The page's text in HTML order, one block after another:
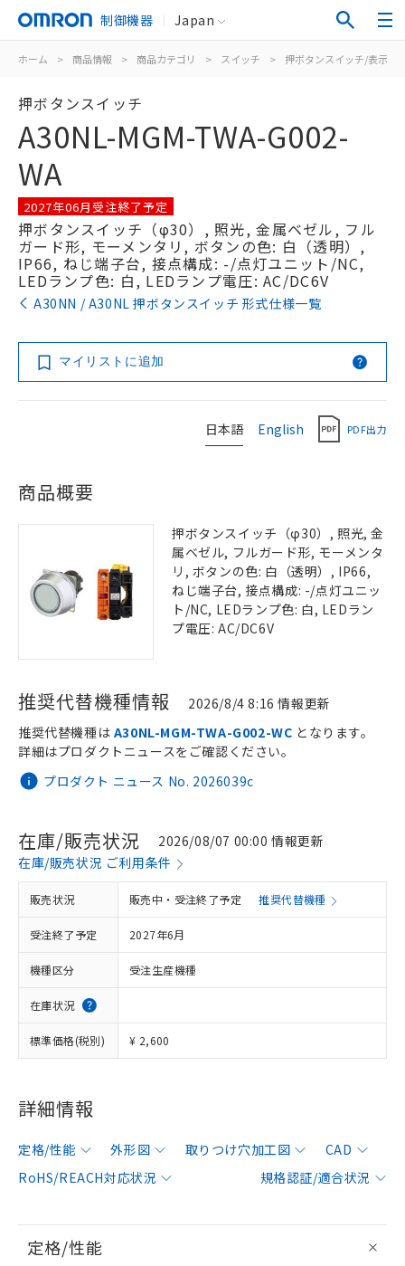
制御機器 Japan
ホーム > 商品情報 > 商品カテゴリ > スイッチ > 押ボタンスイッチ/表示灯
押ボタンスイッチ
A30NL-MGM-TWA-G002-
WA
2027年06月受注終了予定
押ボタンスイッチ（φ30）, 照光, 金属ベゼル, フル
ガード形, モーメンタリ, ボタンの色: 白（透明）,
IP66, ねじ端子台, 接点構成: -/点灯ユニット/NC,
LEDランプ色: 白, LEDランプ電圧: AC/DC6V
A30NN / A30NL 押ボタンスイッチ 形式仕様一覧
マイリストに追加
日本語 English PDF出力
商品概要
押ボタンスイッチ（φ30）, 照光, 金
属ベゼル, フルガード形, モーメンタ
リ, ボタンの色: 白（透明）, IP66,
ねじ端子台, 接点構成: -/点灯ユニッ
ト/NC, LEDランプ色: 白, LEDラン
プ電圧: AC/DC6V
推奨代替機種情報 2026/8/4 8:16 情報更新
プロダクト ニュース No. 2026039c
推奨代替機種は A30NL-MGM-TWA-G002-WC となります。
詳細はプロダクトニュースをご確認ください。
在庫/販売状況
2026/08/07 00:00 情報更新
在庫/販売状況 ご利用条件
販売状況 販売中・受注終了予定 推奨代替機種
受注終了予定 2027年6月
機種区分 受注生産機種
在庫状況
標準価格(税別) ¥ 2,600
詳細情報
定格/性能 外形図 取りつけ穴加工図
CAD
RoHS/REACH対応状況
規格認証/適合状況
定格/性能